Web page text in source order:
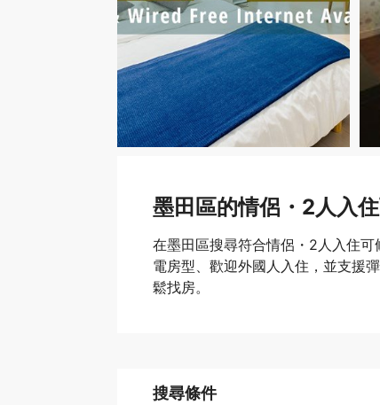
墨田區的情侶・2人入
在墨田區搜尋符合情侶・2人入住
電房型、歡迎外國人入住，並支援
鬆找房。
搜尋條件